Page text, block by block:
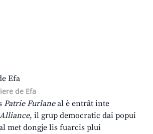
de Efa
Patrie Furlaneal è entrât inte
, il grup democratic dai popui
met dongje lis fuarcis plui